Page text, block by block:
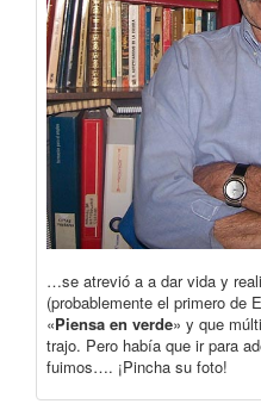
…se atrevió a a dar vida y
(probablemente el primero de
«Piensa en verde» y que
trajo. Pero había que ir para
fuimos…. ¡Pincha su foto!